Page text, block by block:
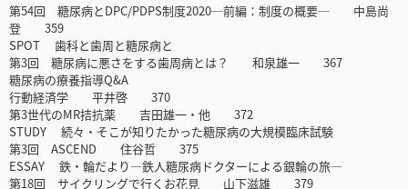
第54回 糖尿病とDPC/PDPS制度2020─前編：制度の概要─ 中島尚
登 359
SPOT 歯科と歯周と糖尿病と
第3回 糖尿病に悪さをする歯周病とは？ 和泉雄一 367
糖尿病の療養指導Q&A
行動経済学 平井啓 370
第3世代のMR拮抗薬 吉田雄一・他 372
STUDY 続々・そこが知りたかった糖尿病の大規模臨床試験
第3回 ASCEND 住谷哲 375
ESSAY 鉄・輪だより―鉄人糖尿病ドクターによる銀輪の旅―
第18回 サイクリングで行くお花見 山下滋雄 379